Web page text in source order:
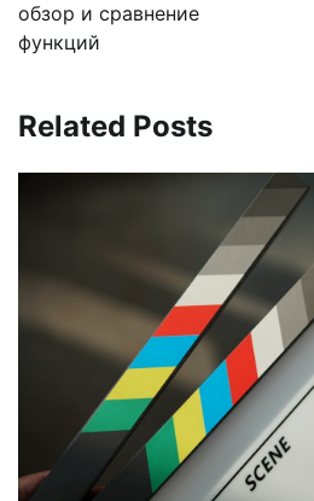
обзор и сравнение
функций
Related Posts